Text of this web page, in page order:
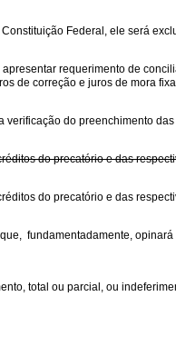
Federal, ele será
requerimento de
de correção e juros de mora
do preenchimento
do precatório e das
do precatório e das
fundamentadamente,
total ou parcial, ou